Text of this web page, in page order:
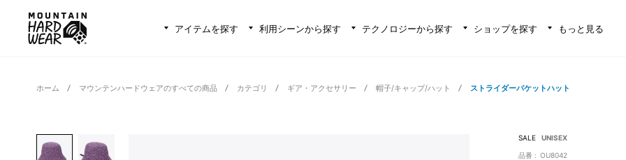
アイテムを探す 利用シーンから探す テクノロジーから探す ショップを探す もっと見る
ホーム マウンテンハードウェアのすべての商品 カテゴリ ギア・アクセサリー 帽子/キャップ/ハット ストライダーバケットハット
SALE UNISEX
品番 : OU8042